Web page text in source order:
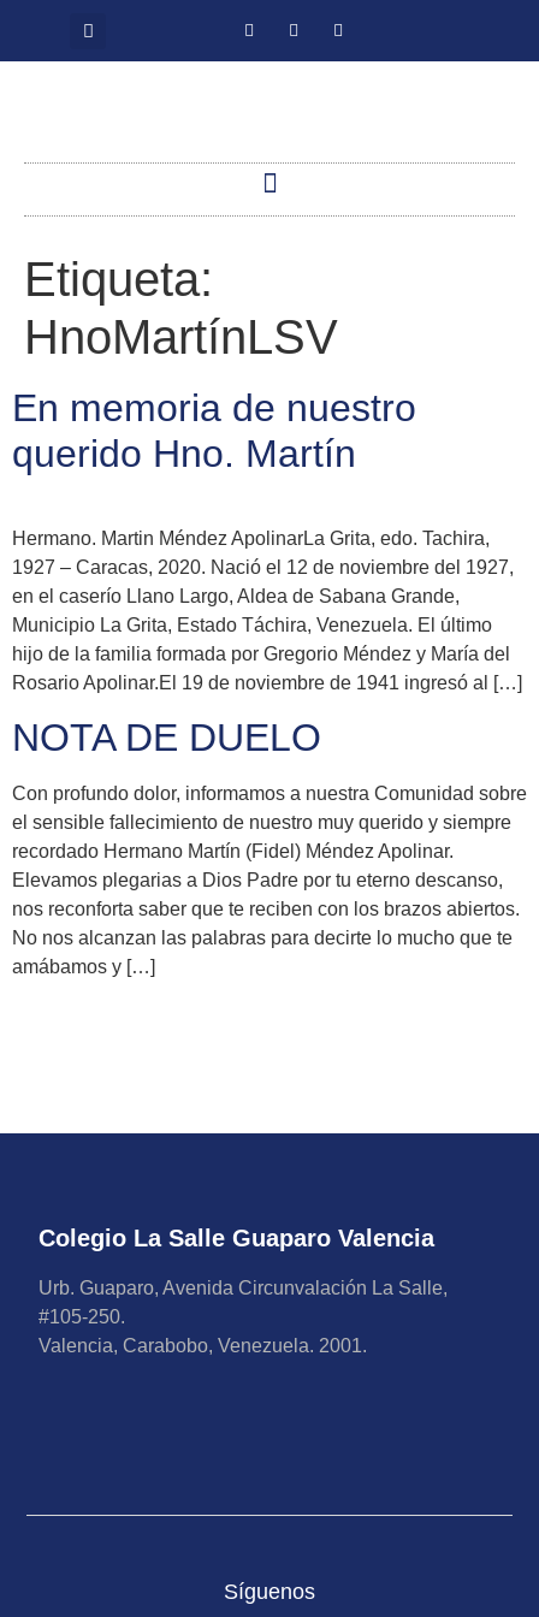
Etiqueta:
HnoMartínLSV
En memoria de nuestro
querido Hno. Martín
Hermano. Martin Méndez ApolinarLa Grita, edo. Tachira,
1927 – Caracas, 2020. Nació el 12 de noviembre del 1927,
en el caserío Llano Largo, Aldea de Sabana Grande,
Municipio La Grita, Estado Táchira, Venezuela. El último
hijo de la familia formada por Gregorio Méndez y María del
Rosario Apolinar.El 19 de noviembre de 1941 ingresó al […]
NOTA DE DUELO
Con profundo dolor, informamos a nuestra Comunidad sobre
el sensible fallecimiento de nuestro muy querido y siempre
recordado Hermano Martín (Fidel) Méndez Apolinar.
Elevamos plegarias a Dios Padre por tu eterno descanso,
nos reconforta saber que te reciben con los brazos abiertos.
No nos alcanzan las palabras para decirte lo mucho que te
amábamos y […]
Colegio La Salle Guaparo Valencia
Urb. Guaparo, Avenida Circunvalación La Salle,
#105-250.
Valencia, Carabobo, Venezuela. 2001.
Síguenos